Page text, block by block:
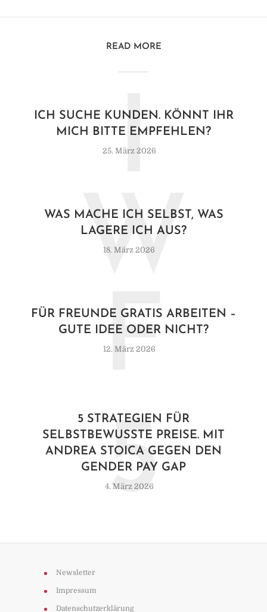
READ MORE
ICH SUCHE KUNDEN. KÖNNT IHR
MICH BITTE EMPFEHLEN?
25. März 2026
I
WAS MACHE ICH SELBST, WAS
LAGERE ICH AUS?
18. März 2026
W
FÜR FREUNDE GRATIS ARBEITEN –
GUTE IDEE ODER NICHT?
12. März 2026
F
5 STRATEGIEN FÜR
SELBSTBEWUSSTE PREISE. MIT
ANDREA STOICA GEGEN DEN
GENDER PAY GAP
4. März 2026
5
Newsletter
Impressum
Datenschutzerklärung